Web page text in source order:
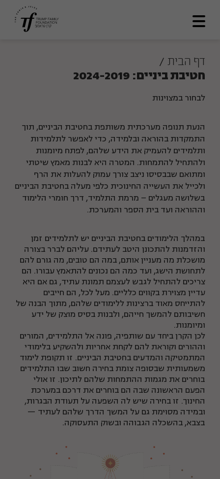
אודותינו
מתווה דרך
לוח תוצאות
ספריה
צרו קשר
En
דף הבית /
חטיבת ביניים: 2024-2019
לבחור במצוינות
הנעת תנופה מערכתית משותפת בחטיבת הביניים, תוך
התמקדות בהוראה ובלמידה, כדי לאפשר לתלמידות
ותלמידים להעמיק את הידע שלהם, לפתח מיומנות
ולהתחיל להתמחות. המטרה היא לבנות מאמץ שיטתי
ומתואם שבבסיסו ניצב צורך עמוק להעלות את הרף
ולכייל את העשייה החינוכית כלפי מעלה בחטיבת הביניים
בשלושה מעגלים – מרמת התלמיד, דרך חומרי הלימוד
וההוראה ועד בית הספר והמערכת.
במהלך הלימודים בחטיבת הביניים יש לתלמידים זמן
והזדמנות להתכונן היטב לעתידם. עליהם לברר בצורה
מושכלת מה מעניין אותם, במה הם טובים, מה גורם להם
לתחושת הישג, ועד כמה הם נכונים להתאמץ עבורו. הם
צריכים להתחיל לגבש לעצמם תמונת עתיד, גם אם היא
עדיין מצוירת בקווים כלליים. מעל לכל, הם חייבים
להתייחס מאוד ברצינות ללימודים שלהם, מתוך הבנה של
חשיבותם להמשך חייהם, ולבנות בסיס מוצק של ידע
ומיומנות.
לכן הקרן ביחד עם שותפיה, פונה אל התלמידים, המורים
וההורים וקוראת להם לקחת אחריות ולהשקיע בלימודי
המתמטיקה והמדעים בחטיבת הביניים. זו תקופת לימוד
משמעותית שבסופה צומת בחירה חשוב שבו התלמידים
בוחרים את מגמות ההתמחות שלהם לתיכון. זו אולי
הפעם הראשונה שבה הם בוחרים את דרכם במערכת
החינוך. זו בחירה שיש לה השפעה על תעודת הבגרות,
ובמידה מסוימת גם על המשך הדרך שלהם לעתיד —
בצבא, בהשכלה הגבוהה ובשוק התעסוקה.